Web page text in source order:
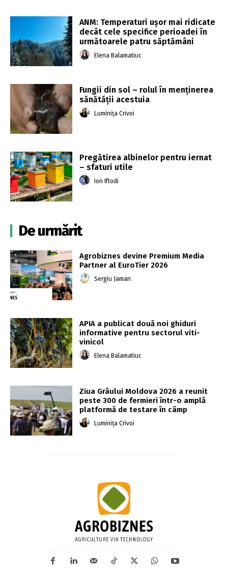
ANM: Temperaturi uşor mai ridicate
decât cele specifice perioadei în
următoarele patru săptămâni
Elena Balamatiuc
Fungii din sol – rolul în menținerea
sănătății acestuia
Luminița Crivoi
Pregătirea albinelor pentru iernat
– sfaturi utile
Ion Iftodi
De urmărit
Agrobiznes devine Premium Media
Partner al EuroTier 2026
Sergiu Jaman
APIA a publicat două noi ghiduri
informative pentru sectorul viti-
vinicol
Elena Balamatiuc
Ziua Grâului Moldova 2026 a reunit
peste 300 de fermieri într-o amplă
platformă de testare în câmp
Luminița Crivoi